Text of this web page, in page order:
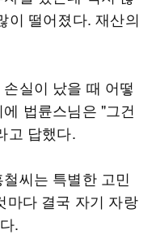
이 떨어졌다. 재산의
실이 났을 때 어떻
법륜스님은 "그건
고 답했다.
씨는 특별한 고민
마다 결국 자기 자랑
.